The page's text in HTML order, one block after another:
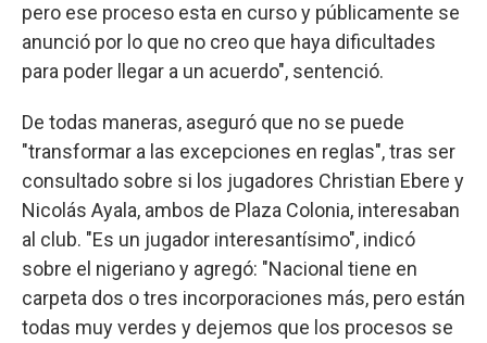
pero ese proceso esta en curso y públicamente se
anunció por lo que no creo que haya dificultades
para poder llegar a un acuerdo", sentenció.
De todas maneras, aseguró que no se puede
"transformar a las excepciones en reglas", tras ser
consultado sobre si los jugadores Christian Ebere y
Nicolás Ayala, ambos de Plaza Colonia, interesaban
al club. "Es un jugador interesantísimo", indicó
sobre el nigeriano y agregó: "Nacional tiene en
carpeta dos o tres incorporaciones más, pero están
todas muy verdes y dejemos que los procesos se